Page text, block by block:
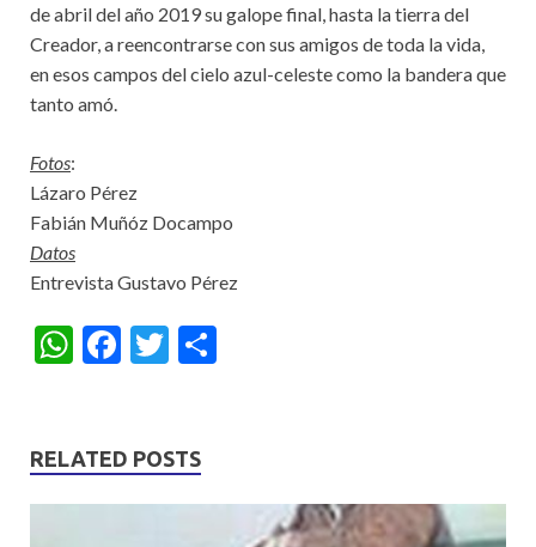
de abril del año 2019 su galope final, hasta la tierra del
Creador, a reencontrarse con sus amigos de toda la vida,
en esos campos del cielo azul-celeste como la bandera que
tanto amó.
Fotos:
Lázaro Pérez
Fabián Muñóz Docampo
Datos
Entrevista Gustavo Pérez
W
s
A
F
b
o
T
er
RELATED POSTS